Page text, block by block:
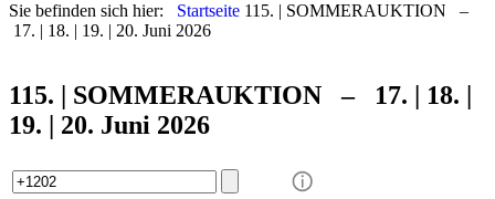
Sie befinden sich hier: Startseite 115. | SOMMERAUKTION –
17. | 18. | 19. | 20. Juni 2026
115. | SOMMERAUKTION – 17. | 18. |
19. | 20. Juni 2026